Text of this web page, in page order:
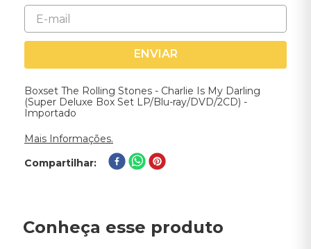
ENVIAR
Boxset The Rolling Stones - Charlie Is My Darling
(Super Deluxe Box Set LP/Blu-ray/DVD/2CD) -
Importado
Mais Informações.
Compartilhar
Conheça esse produto